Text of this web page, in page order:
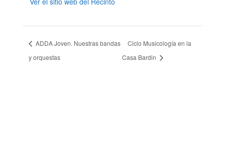
ADDA Joven. Nuestras bandas
y orquestas
Ciclo Musicología en la
Casa Bardin